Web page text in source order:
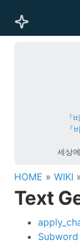
『
『
세상
HOME » WIKI
Text